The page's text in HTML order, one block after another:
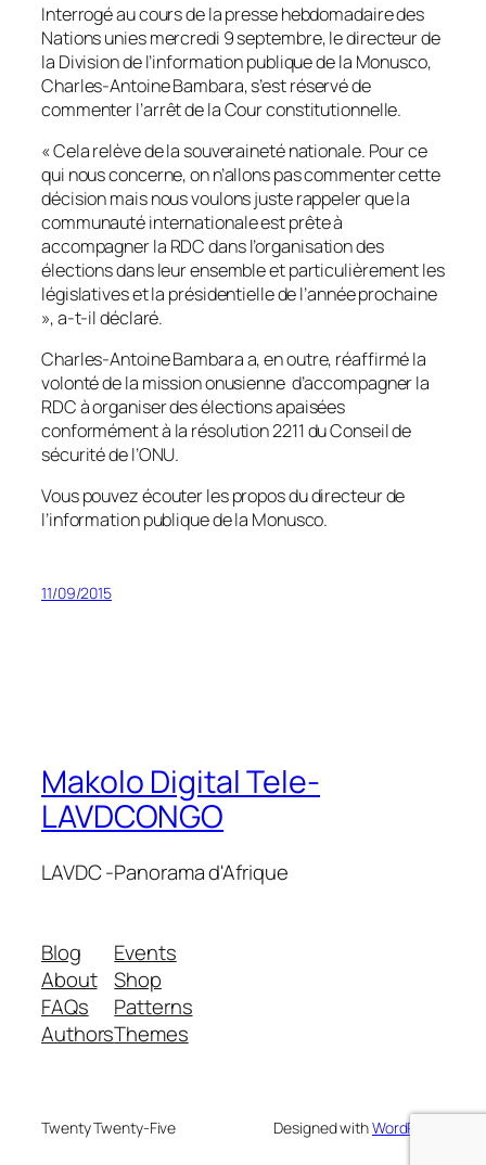
Interrogé au cours de la presse hebdomadaire des
Nations unies mercredi 9 septembre, le directeur de
la Division de l’information publique de la Monusco,
Charles-Antoine Bambara, s’est réservé de
commenter l’arrêt de la Cour constitutionnelle.
« Cela relève de la souveraineté nationale. Pour ce
qui nous concerne, on n’allons pas commenter cette
décision mais nous voulons juste rappeler que la
communauté internationale est prête à
accompagner la RDC dans l’organisation des
élections dans leur ensemble et particulièrement les
législatives et la présidentielle de l’année prochaine
», a-t-il déclaré.
Charles-Antoine Bambara a, en outre, réaffirmé la
volonté de la mission onusienne d’accompagner la
RDC à organiser des élections apaisées
conformément à la résolution 2211 du Conseil de
sécurité de l’ONU.
Vous pouvez écouter les propos du directeur de
l’information publique de la Monusco.
11/09/2015
Makolo Digital Tele-
LAVDCONGO
LAVDC -Panorama d'Afrique
Blog
About
FAQs
Authors
Events
Shop
Patterns
Themes
Twenty Twenty-Five Designed withWordPress